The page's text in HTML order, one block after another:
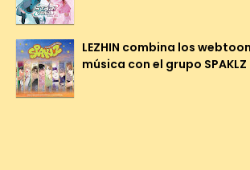
LEZHIN combina los
música con el grupo SPAKLZ